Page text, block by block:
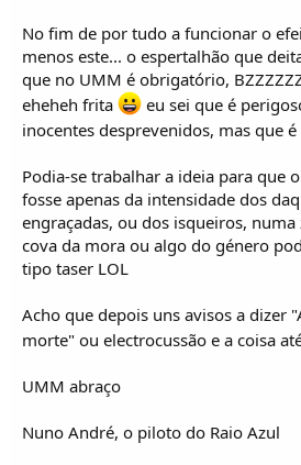
No fim de por tudo a funcionar o
menos este... o espertalhão que
que no UMM é obrigatório,
eheheh frita
eu sei que é
inocentes desprevenidos, mas que
Podia-se trabalhar a ideia para que
fosse apenas da intensidade dos
engraçadas, ou dos isqueiros,
cova da mora ou algo do género
tipo taser LOL
Acho que depois uns avisos a dizer
morte" ou electrocussão e a coisa
UMM abraço
Nuno André, o piloto do Raio Azul